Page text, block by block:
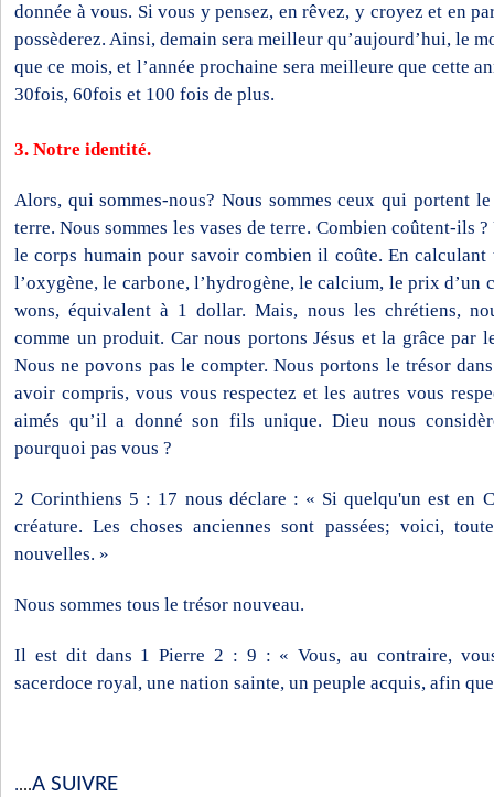
donnée à vous. Si vous y pensez, en rêvez, y croyez et en
possèderez. Ainsi, demain sera meilleur qu’aujourd’hui, le
que ce mois, et l’année prochaine sera meilleure que cette
30fois, 60fois et 100 fois de plus.
3. Notre identité.
Alors, qui sommes-nous? Nous sommes ceux qui portent
terre. Nous sommes les vases de terre. Combien coûtent-ils
le corps humain pour savoir combien il coûte. En calculant
l’oxygène, le carbone, l’hydrogène, le calcium, le prix d’un
wons, équivalent à 1 dollar. Mais, nous les chrétiens,
comme un produit. Car nous portons Jésus et la grâce par
Nous ne povons pas le compter. Nous portons le trésor
avoir compris, vous vous respectez et les autres vous
aimés qu’il a donné son fils unique. Dieu nous
pourquoi pas vous ?
2 Corinthiens 5 : 17 nous déclare : « Si quelqu'un est en
créature. Les choses anciennes sont passées; voici,
nouvelles. »
Nous sommes tous le trésor nouveau.
Il est dit dans 1 Pierre 2 : 9 : « Vous, au contraire,
sacerdoce royal, une nation sainte, un peuple acquis, afin
....A SUIVRE